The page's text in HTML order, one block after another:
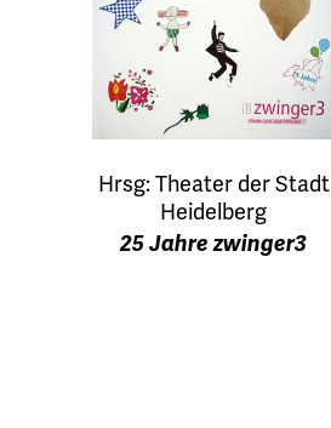
Hrsg: Theater der Stadt
Heidelberg
25 Jahre zwinger3